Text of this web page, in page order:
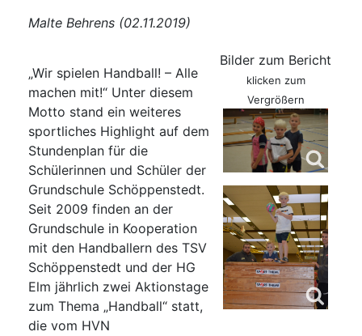
Malte Behrens (02.11.2019)
„Wir spielen Handball! – Alle
machen mit!“ Unter diesem
Motto stand ein weiteres
sportliches Highlight auf dem
Stundenplan für die
Schülerinnen und Schüler der
Grundschule Schöppenstedt.
Seit 2009 finden an der
Grundschule in Kooperation
mit den Handballern des TSV
Schöppenstedt und der HG
Elm jährlich zwei Aktionstage
zum Thema „Handball“ statt,
die vom HVN
Bilder zum Bericht
klicken zum
Vergrößern